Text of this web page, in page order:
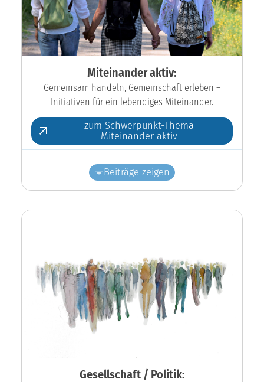
Miteinander aktiv:
Gemeinsam handeln, Gemeinschaft erleben –
Initiativen für ein lebendiges Miteinander.
zum Schwerpunkt-Thema
Miteinander aktiv
Beiträge zeigen
Gesellschaft / Politik: